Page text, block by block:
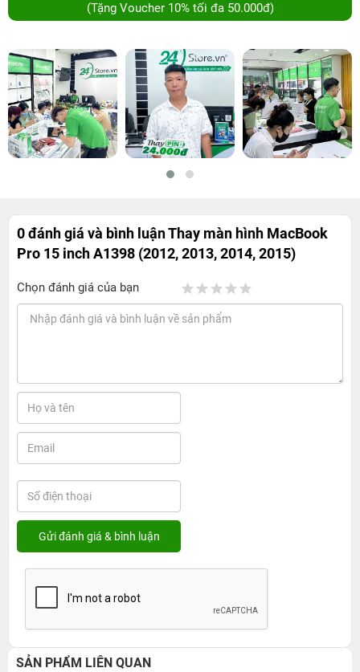
(Tặng Voucher 10% tối đa 50.000đ)
0 đánh giá và bình luậnThay màn hình MacBook
Pro 15 inch A1398 (2012, 2013, 2014, 2015)
Chọn đánh giá của bạn
SẢN PHẨM LIÊN QUAN